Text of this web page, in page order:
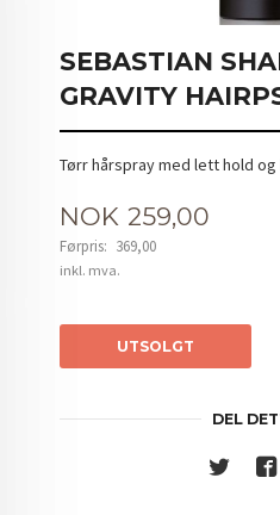
SEBASTIAN
GRAVITY
Tørr hårspray med lett hold
Tilbud
NOK 259,00
Førpris: 369,00
Rabatt
inkl. mva.
UTSOLGT
DEL